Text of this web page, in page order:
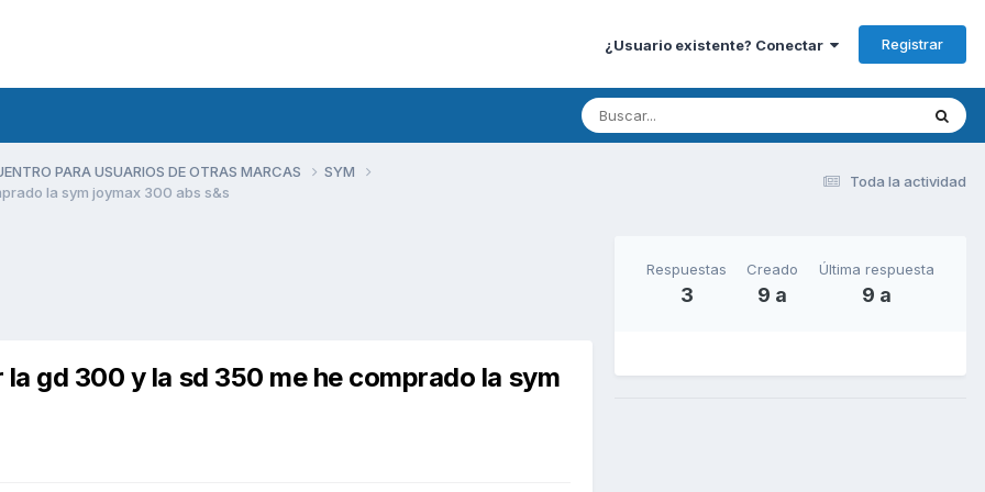
¿Usuario existente? Conectar Registrar
Toda la actividad
PARA USUARIOS DE OTRAS MARCAS
SYM
la sym joymax 300 abs s&s
gd 300 y la sd 350 me he comprado la sym
Respuestas
3
Creado
9 a
Última respuesta
9 a